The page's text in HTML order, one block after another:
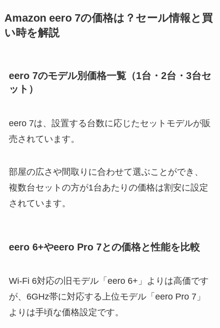
Amazon eero 7の価格は？セール情報と買
い時を解説
eero 7のモデル別価格一覧（1台・2台・3台セ
ット）
eero 7は、設置する台数に応じたセットモデルが販
売されています。
部屋の広さや間取りに合わせて選ぶことができ、
複数台セットの方が1台あたりの価格は割安に設定
されています。
eero 6+やeero Pro 7との価格と性能を比較
Wi-Fi 6対応の旧モデル「eero 6+」よりは高価です
が、6GHz帯に対応する上位モデル「eero Pro 7」
よりは手頃な価格設定です。